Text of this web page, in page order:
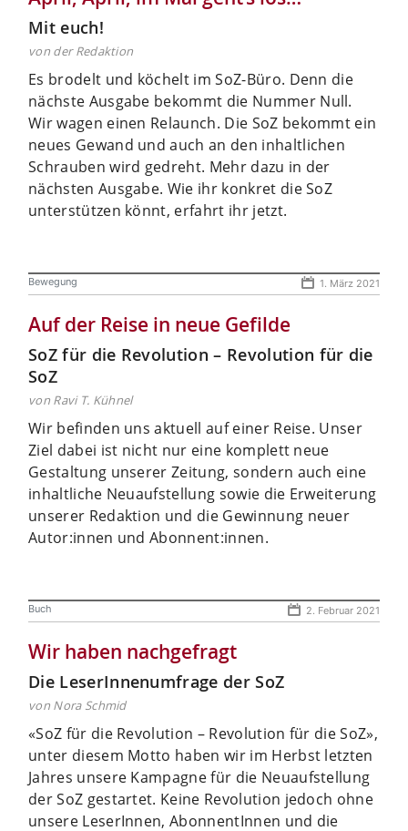
Mit euch!
von der Redaktion
Es brodelt und köchelt im SoZ-Büro. Denn die
nächste Ausgabe bekommt die Nummer Null.
Wir wagen einen Relaunch. Die SoZ bekommt ein
neues Gewand und auch an den inhaltlichen
Schrauben wird gedreht. Mehr dazu in der
nächsten Ausgabe. Wie ihr konkret die SoZ
unterstützen könnt, erfahrt ihr jetzt.
Bewegung 1. März 2021
Auf der Reise in neue Gefilde
SoZ für die Revolution – Revolution für die
SoZ
von Ravi T. Kühnel
Wir befinden uns aktuell auf einer Reise. Unser
Ziel dabei ist nicht nur eine komplett neue
Gestaltung unserer Zeitung, sondern auch eine
inhaltliche Neuaufstellung sowie die Erweiterung
unserer Redaktion und die Gewinnung neuer
Autor:innen und Abonnent:innen.
Buch 2. Februar 2021
Wir haben nachgefragt
Die LeserInnenumfrage der SoZ
von Nora Schmid
«SoZ für die Revolution – Revolution für die SoZ»,
unter diesem Motto haben wir im Herbst letzten
Jahres unsere Kampagne für die Neuaufstellung
der SoZ gestartet. Keine Revolution jedoch ohne
unsere LeserInnen, AbonnentInnen und die